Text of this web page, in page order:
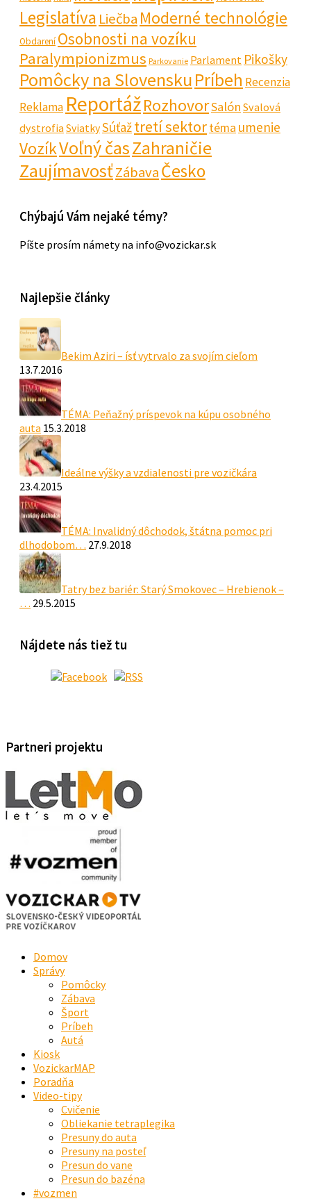
Legislatíva Liečba Moderné technológie
Obdarení Osobnosti na vozíku
Paralympionizmus Parkovanie Parlament Pikošky
Pomôcky na SlovenskuPríbeh Recenzia
Reklama ReportážRozhovorSalón Svalová
dystrofiaSviatkySúťažtretí sektortéma umenie
VozíkVoľný časZahraničie
ZaujímavosťZábavaČesko
Chýbajú Vám nejaké témy?
Píšte prosím námety na info@vozickar.sk
Najlepšie články
Bekim Aziri – ísť vytrvalo za svojím cieľom
13.7.2016
TÉMA: Peňažný príspevok na kúpu osobného
auta 15.3.2018
Ideálne výšky a vzdialenosti pre vozičkára
23.4.2015
TÉMA: Invalidný dôchodok, štátna pomoc pri
dlhodobom… 27.9.2018
Tatry bez bariér: Starý Smokovec – Hrebienok –
… 29.5.2015
Nájdete nás tiež tu
Partneri projektu
Domov
Správy
Pomôcky
Zábava
Šport
Príbeh
Autá
Kiosk
VozickarMAP
Poradňa
Video-tipy
Cvičenie
Obliekanie tetraplegika
Presuny do auta
Presuny na posteľ
Presun do vane
Presun do bazéna
#vozmen